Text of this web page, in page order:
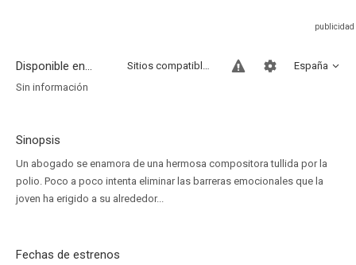
Disponible en... España
Sitios compatibles
Sin información
Sinopsis
Un abogado se enamora de una hermosa compositora tullida por la
polio. Poco a poco intenta eliminar las barreras emocionales que la
joven ha erigido a su alrededor...
Fechas de estrenos